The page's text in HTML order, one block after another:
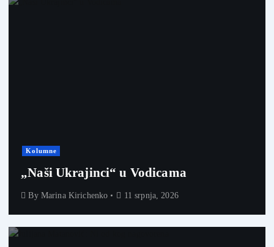
Kolumne
„Naši Ukrajinci“ u Vodicama
By Marina Kirichenko 11 srpnja, 2026